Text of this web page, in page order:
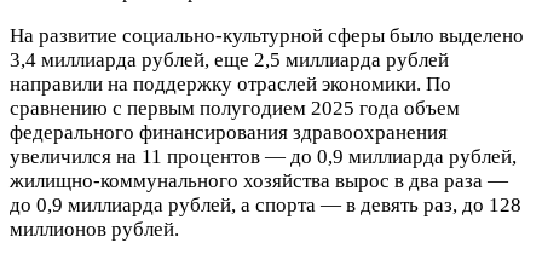
На развитие социально-культурной сферы было выделено
3,4 миллиарда рублей, еще 2,5 миллиарда рублей
направили на поддержку отраслей экономики. По
сравнению с первым полугодием 2025 года объем
федерального финансирования здравоохранения
увеличился на 11 процентов — до 0,9 миллиарда рублей,
жилищно-коммунального хозяйства вырос в два раза —
до 0,9 миллиарда рублей, а спорта — в девять раз, до 128
миллионов рублей.